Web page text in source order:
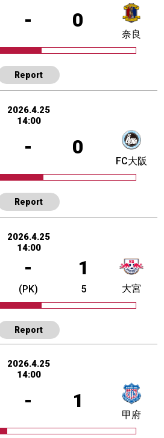
- 0
奈良
Report
2026.4.25
14:00
- 0
FC大阪
Report
2026.4.25
14:00
- 1
(PK) 5 大宮
Report
2026.4.25
14:00
- 1
甲府